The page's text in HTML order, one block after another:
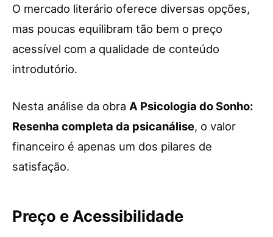
O mercado literário oferece diversas opções,
mas poucas equilibram tão bem o preço
acessível com a qualidade de conteúdo
introdutório.
Nesta análise da obra A Psicologia do Sonho:
Resenha completa da psicanálise, o valor
financeiro é apenas um dos pilares de
satisfação.
Preço e Acessibilidade